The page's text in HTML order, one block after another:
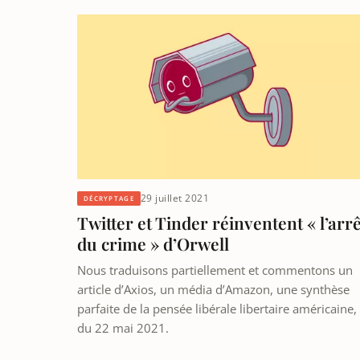
DÉCRYPTAGE 29 juillet 2021
Twitter et Tinder réinventent «
du crime » d’Orwell
Nous traduisons partiellement et commentons un
article d’Axios, un média d’Amazon, une synthèse
parfaite de la pensée libérale libertaire américaine,
du 22 mai 2021.